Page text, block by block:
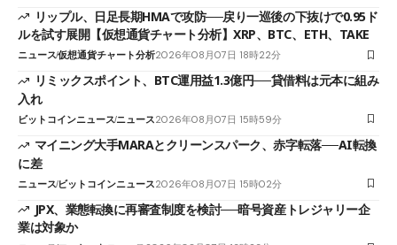
リップル、日足長期HMAで攻防──戻り一巡後の下抜けで0.95ド
ルを試す展開【仮想通貨チャート分析】XRP、BTC、ETH、TAKE
ニュース仮想通貨チャート分析2026年08月07日 18時22分
リミックスポイント、BTC運用益1.3億円──貸借料は元本に組み
入れ
ビットコインニュースニュース2026年08月07日 15時59分
マイニング大手MARAとクリーンスパーク、赤字転落──AI転換
に差
ニュースビットコインニュース2026年08月07日 15時02分
JPX、業態転換に再審査制度を検討──暗号資産トレジャリー企
業は対象か